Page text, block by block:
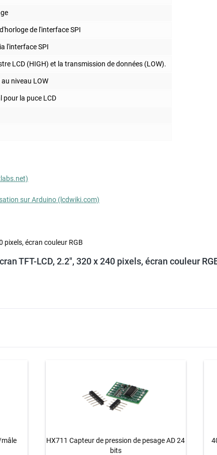
de l'interface SPI
l'interface SPI
LCD (HIGH) et la transmission de données (LOW).
niveau LOW
pour la puce LCD
sur Arduino (lcdwiki.com)
pixels, écran couleur RGB
TFT-LCD, 2.2", 320 x 240 pixels, écran couleur
HX711 Capteur de pression de pesage AD 24
bits